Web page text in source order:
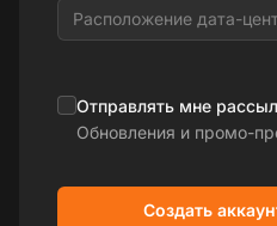
Расположение дата-
Отправлять мне
Обновления и промо-
Создать